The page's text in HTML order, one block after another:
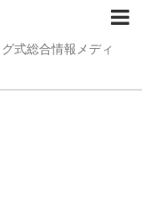
式総合情報メディ